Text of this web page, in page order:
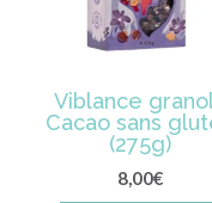
Viblance
Cacao sans
(275g)
8,00€